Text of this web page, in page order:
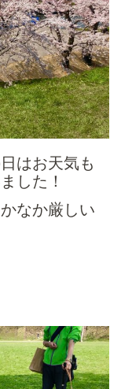
はお天気も
した！
なか厳しい